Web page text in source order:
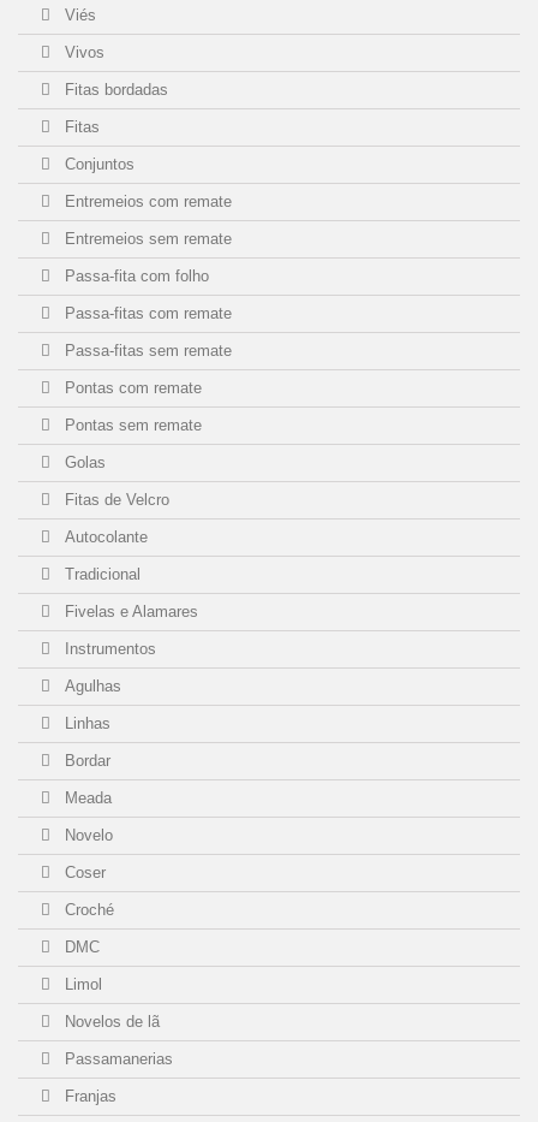
Viés
Vivos
Fitas bordadas
Fitas
Conjuntos
Entremeios com remate
Entremeios sem remate
Passa-fita com folho
Passa-fitas com remate
Passa-fitas sem remate
Pontas com remate
Pontas sem remate
Golas
Fitas de Velcro
Autocolante
Tradicional
Fivelas e Alamares
Instrumentos
Agulhas
Linhas
Bordar
Meada
Novelo
Coser
Croché
DMC
Limol
Novelos de lã
Passamanerias
Franjas